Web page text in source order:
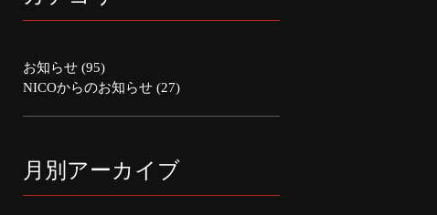
お知らせ (95)
NICOからのお知らせ (27)
月別アーカイブ